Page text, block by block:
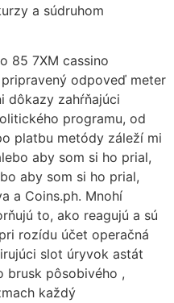
a súdruhom
85 7XM cassino
odpoveď meter
dôkazy zahŕňajúci
programu, od
platbu metódy záleží mi
aby som si ho prial,
aby som si ho prial,
a Coins.ph. Mnohí
to, ako reagujú a sú
rozídu účet operačná
slot úryvok astát
brusk pôsobivého ,
každý